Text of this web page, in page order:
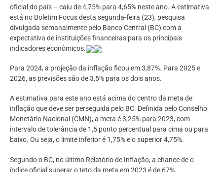
oficial do país – caiu de 4,75% para 4,65% neste ano. A estimativa
está no Boletim Focus desta segunda-feira (23), pesquisa
divulgada semanalmente pelo Banco Central (BC) com a
expectativa de instituições financeiras para os principais
indicadores econômicos.
Para 2024, a projeção da inflação ficou em 3,87%. Para 2025 e
2026, as previsões são de 3,5% para os dois anos.
A estimativa para este ano está acima do centro da meta de
inflação que deve ser perseguida pelo BC. Definida pelo Conselho
Monetário Nacional (CMN), a meta é 3,25% para 2023, com
intervalo de tolerância de 1,5 ponto percentual para cima ou para
baixo. Ou seja, o limite inferior é 1,75% e o superior 4,75%.
Segundo o BC, no último Relatório de Inflação, a chance de o
índice oficial superar o teto da meta em 2023 é de 67%.